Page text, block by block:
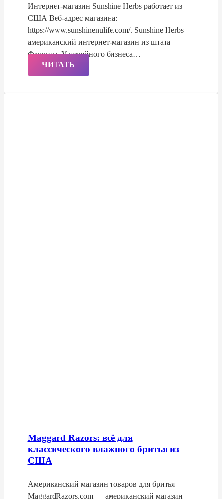
Интернет-магазин Sunshine Herbs работает из
США Веб-адрес магазина:
https://www.sunshinenulife.com/. Sunshine Herbs —
американский интернет-магазин из штата
Флорида. У семейного бизнеса…
ЧИТАТЬ
Maggard Razors: всё для
классического влажного бритья из
США
Американский магазин товаров для бритья
MaggardRazors.com — американский магазин